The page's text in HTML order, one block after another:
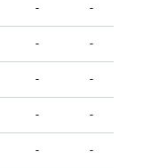
- -
- -
- -
- -
- -